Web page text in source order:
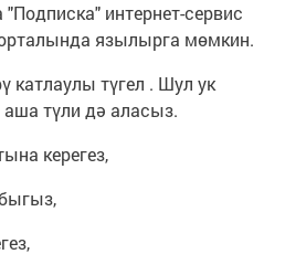
интернет-сервис
язылырга мөмкин.
катлаулы түгел . Шул ук
түли дә аласыз.
керегез,